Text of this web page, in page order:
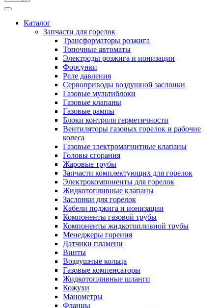
Каталог
Запчасти для горелок
Трансформаторы розжига
Топочные автоматы
Электроды розжига и ионизации
Форсунки
Реле давления
Сервоприводы воздушной заслонки
Газовые мультиблоки
Газовые клапаны
Газовые рампы
Блоки контроля герметичности
Вентиляторы газовых горелок и рабочие
колеса
Газовые электромагнитные клапаны
Головы сгорания
Жаровые трубы
Запчасти комплектующих для горелок
Электрокомпоненты для горелок
Жидкотопливные клапаны
Заслонки для горелок
Кабели поджига и ионизации
Компоненты газовой трубы
Компоненты жидкотопливной трубы
Менеджеры горения
Датчики пламени
Винты
Воздушные кольца
Газовые компенсаторы
Жидкотопливные шланги
Кожухи
Манометры
Фланцы